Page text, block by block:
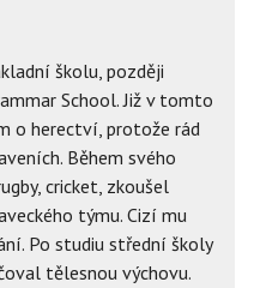
školu, později
School. Již v tomto
o herectví, protože rád
Během svého
cricket, zkoušel
týmu. Cizí mu
Po studiu střední školy
tělesnou výchovu.